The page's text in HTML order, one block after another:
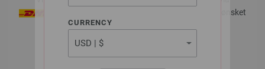
of America
CURRENCY
hjem til deg eller til en annen ønsket